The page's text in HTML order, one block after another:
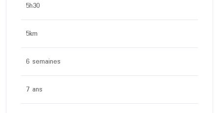
5h30
5km
6 semaines
7 ans